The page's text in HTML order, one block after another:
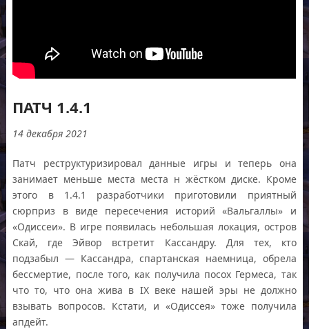
ПАТЧ 1.4.1
14 декабря 2021
Патч реструктуризировал данные игры и теперь она
занимает меньше места места н жёстком диске. Кроме
этого в 1.4.1 разработчики приготовили приятный
сюрприз в виде пересечения историй «Вальгаллы» и
«Одиссеи». В игре появилась небольшая локация, остров
Скай, где Эйвор встретит Кассандру. Для тех, кто
подзабыл — Кассандра, спартанская наемница, обрела
бессмертие, после того, как получила посох Гермеса, так
что то, что она жива в IX веке нашей эры не должно
взывать вопросов. Кстати, и «Одиссея» тоже получила
апдейт.